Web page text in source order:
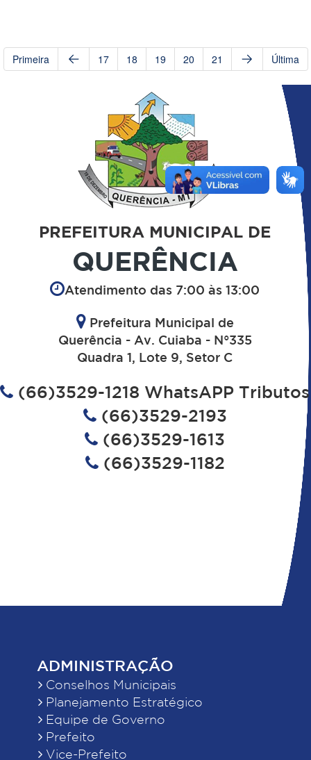
Primeira 17 18 19 20 21 Última
PREFEITURA MUNICIPAL DE
QUERÊNCIA
Atendimento das 7:00 às 13:00
Prefeitura Municipal de
Querência - Av. Cuiaba - N°335
Quadra 1, Lote 9, Setor C
(66)3529-1218 WhatsAPP Tributos
(66)3529-2193
(66)3529-1613
(66)3529-1182
ADMINISTRAÇÃO
Conselhos Municipais
Planejamento Estratégico
Equipe de Governo
Prefeito
Vice-Prefeito